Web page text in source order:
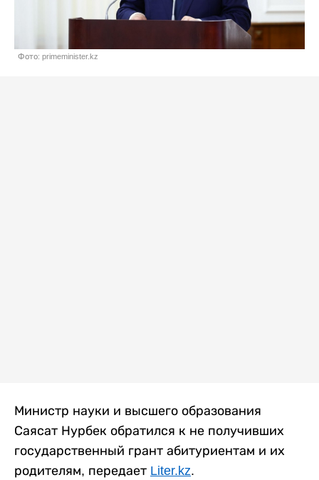
Фото: primeminister.kz
Министр науки и высшего образования
Саясат Нурбек обратился к не получивших
государственный грант абитуриентам и их
родителям, передает Liter.kz.